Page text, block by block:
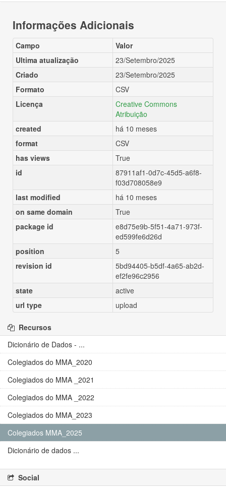
Informações Adicionais
Campo
Valor
Ultima atualização
23/Setembro/2025
Criado
23/Setembro/2025
Formato
CSV
Licença
Creative Commons
Atribuição
created
há 10 meses
format
CSV
has views
True
id
87911af1-0d7c-45d5-a6f8-
f03d708058e9
last modified
há 10 meses
on same domain
True
package id
e8d75e9b-5f51-4a71-973f-
ed599fe6d26d
position
5
revision id
5bd94405-b5df-4a65-ab2d-
ef2fe96c2956
state
active
url type
upload
Recursos
Dicionário de Dados - ...
Colegiados do MMA_2020
Colegiados do MMA _2021
Colegiados do MMA _2022
Colegiados do MMA_2023
Colegiados MMA_2025
Dicionário de dados ...
Social